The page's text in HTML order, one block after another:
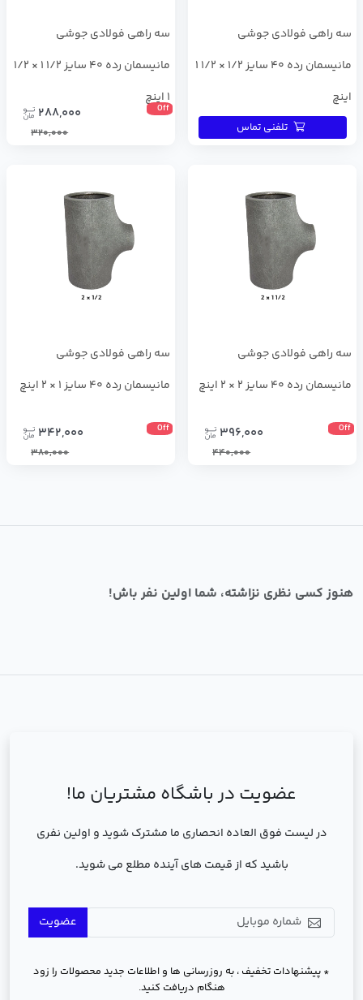
سه راهی فولادی جوشی
مانیسمان رده 40 سایز 1/2 × 1/2 1
اینچ
تلفنی تماس
سه راهی فولادی جوشی
مانیسمان رده 40 سایز 1/2 1 × 1/2
1 اینچ
Off
288,000
320,000
سه راهی فولادی جوشی
مانیسمان رده 40 سایز 2 × 2 اینچ
Off
396,000
440,000
سه راهی فولادی جوشی
مانیسمان رده 40 سایز 1 × 2 اینچ
Off
342,000
380,000
هنوز کسی نظری نزاشته، شما اولین نفر باش!
عضویت در باشگاه مشتریان ما!
در لیست فوق العاده انحصاری ما مشترک شوید و اولین نفری
باشید که از قیمت های آینده مطلع می شوید.
عضویت
* پیشنهادات تخفیف ، به روزرسانی ها و اطلاعات جدید محصولات را زود
هنگام دریافت کنید.